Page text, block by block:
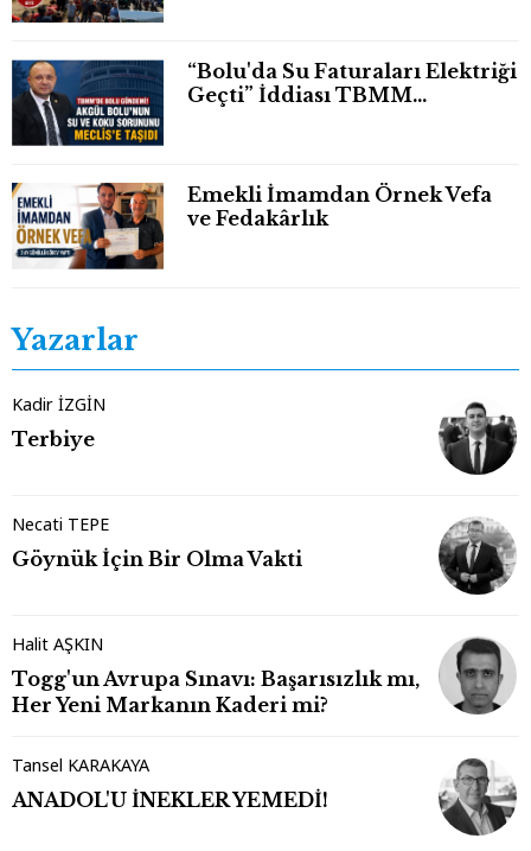
“Bolu'da Su Faturaları Elektriği
Geçti” İddiası TBMM
Emekli İmamdan Örnek Vefa
ve Fedakârlık
Yazarlar
Kadir İZGİN
Terbiye
Necati TEPE
Göynük İçin Bir Olma Vakti
Halit AŞKIN
Togg'un Avrupa Sınavı: Başarısızlık mı,
Her Yeni Markanın Kaderi mi?
Tansel KARAKAYA
ANADOL'U İNEKLER YEMEDİ!